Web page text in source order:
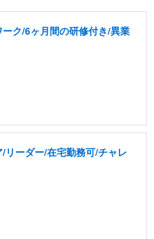
ク/6ヶ月間の研修付き/異業
リーダー/在宅勤務可/チャレ